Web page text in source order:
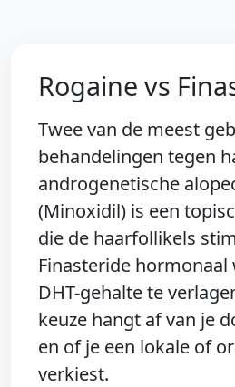
Rogaine vs
Twee van de meest
behandelingen tegen
androgenetische
(Minoxidil) is een
die de haarfollikels
Finasteride
DHT-gehalte te
keuze hangt af van je
en of je een lokale of
verkiest.